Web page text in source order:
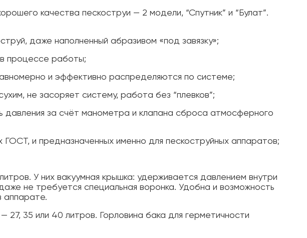
качества пескоструи — 2 модели, “Спутник” и “Булат”.
даже наполненный абразивом «под завязку»;
процессе работы;
и эффективно распределяются по системе;
не засоряет систему, работа без “плевков”;
давления за счёт манометра и клапана сброса атмосферного
и предназначенных именно для пескоструйных аппаратов;
У них вакуумная крышка: удерживается давлением внутри
не требуется специальная воронка. Удобна и возможность
аппарате.
35 или 40 литров. Горловина бака для герметичности